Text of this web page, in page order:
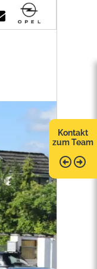
Kontakt
zum Team